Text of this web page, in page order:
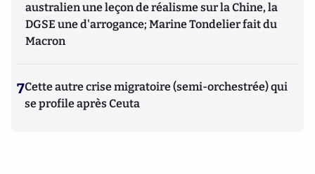
australien une leçon de réalisme sur la Chine, la
DGSE une d'arrogance; Marine Tondelier fait du
Macron
7Cette autre crise migratoire (semi-orchestrée) qui
se profile après Ceuta